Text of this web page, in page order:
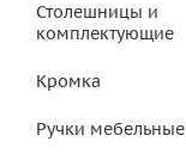
Столешницы и
комплектующие
Кромка
Ручки мебельные